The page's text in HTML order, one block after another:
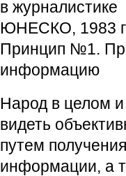
в журналистике
ЮНЕСКО, 1983
Принцип №1.
информацию
Народ в целом
видеть
путем
информации, а